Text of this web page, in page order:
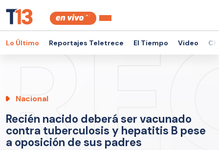
Lo Último Reportajes Teletrece El Tiempo Video
Nacional
Recién nacido deberá ser vacunado
contra tuberculosis y hepatitis B pese
a oposición de sus padres